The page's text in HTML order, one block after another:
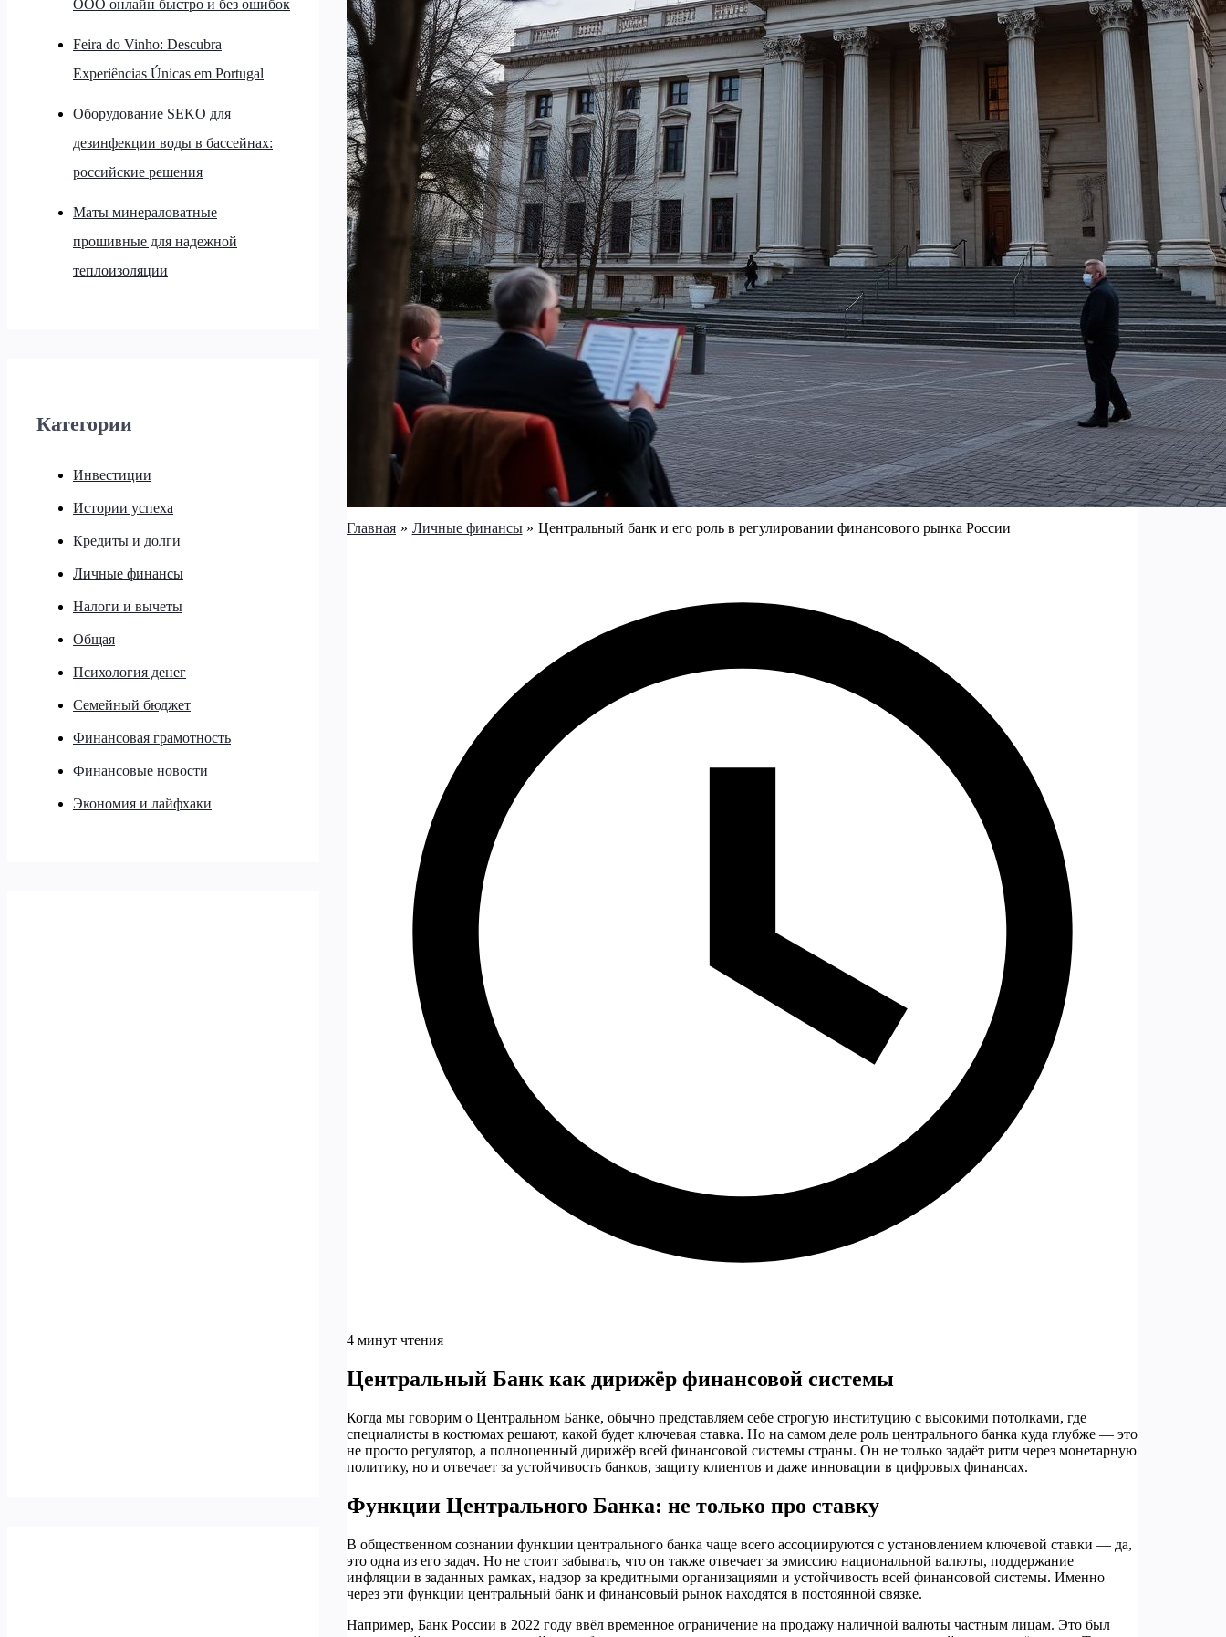
ООО онлайн быстро и без ошибок
Feira do Vinho: Descubra
Experiências Únicas em Portugal
Оборудование SEKO для
дезинфекции воды в бассейнах:
российские решения
Маты минераловатные
прошивные для надежной
теплоизоляции
Категории
Инвестиции
Истории успеха
Кредиты и долги
Личные финансы
Налоги и вычеты
Общая
Психология денег
Семейный бюджет
Финансовая грамотность
Финансовые новости
Экономия и лайфхаки
Главная Личные финансы Центральный банк и его роль в регулировании финансового рынка России
4 минут чтения
Центральный Банк как дирижёр финансовой системы
Когда мы говорим о Центральном Банке, обычно представляем себе строгую институцию с высокими потолками, где
специалисты в костюмах решают, какой будет ключевая ставка. Но на самом деле роль центрального банка куда глубже — это
не просто регулятор, а полноценный дирижёр всей финансовой системы страны. Он не только задаёт ритм через монетарную
политику, но и отвечает за устойчивость банков, защиту клиентов и даже инновации в цифровых финансах.
Функции Центрального Банка: не только про ставку
В общественном сознании функции центрального банка чаще всего ассоциируются с установлением ключевой ставки — да,
это одна из его задач. Но не стоит забывать, что он также отвечает за эмиссию национальной валюты, поддержание
инфляции в заданных рамках, надзор за кредитными организациями и устойчивость всей финансовой системы. Именно
через эти функции центральный банк и финансовый рынок находятся в постоянной связке.
Например, Банк России в 2022 году ввёл временное ограничение на продажу наличной валюты частным лицам. Это был